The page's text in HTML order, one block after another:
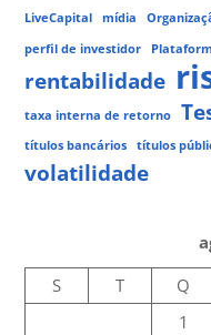
LiveCapital
mídia
perfil de investidor
rentabilidade
taxa interna de retorno
títulos bancários
títulos
volatilidade
S
T Q
1